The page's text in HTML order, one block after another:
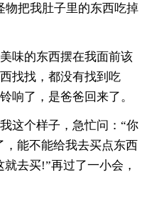
物把我肚子里的东西吃掉
味的东西摆在我面前该
找找，都没有找到吃
响了，是爸爸回来了。
这个样子，急忙问：“你
，能不能给我去买点东西
去买!”再过了一小会，